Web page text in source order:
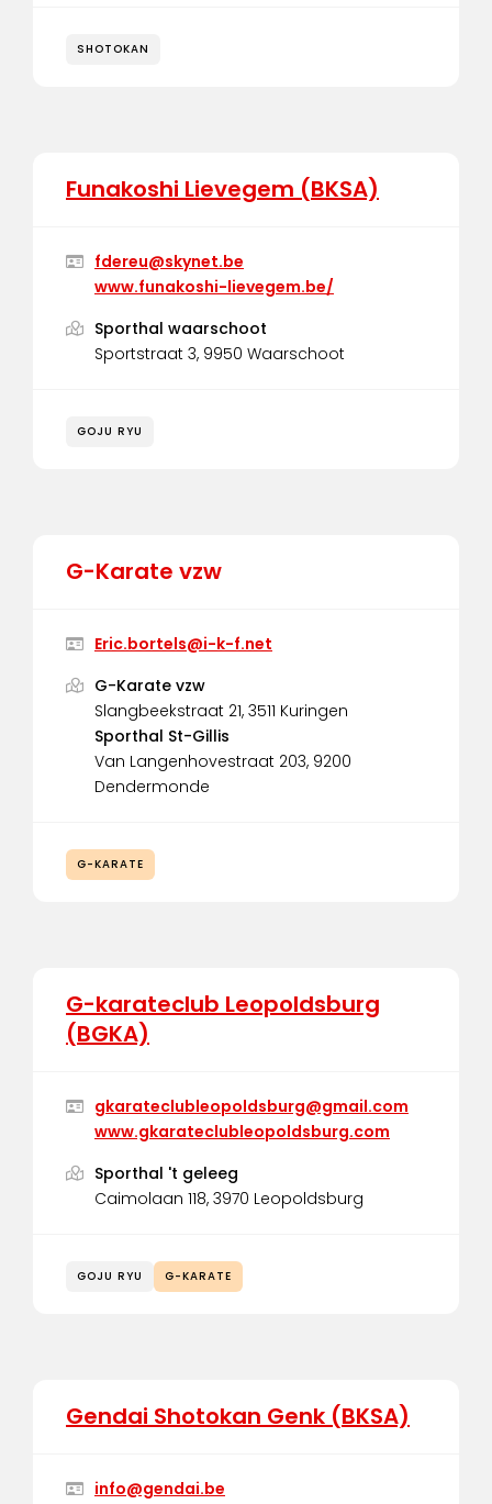
SHOTOKAN
Funakoshi Lievegem (BKSA)
fdereu@skynet.be
www.funakoshi-lievegem.be/
Sporthal waarschoot
Sportstraat 3, 9950 Waarschoot
GOJU RYU
G-Karate vzw
Eric.bortels@i-k-f.net
G-Karate vzw
Slangbeekstraat 21, 3511 Kuringen
Sporthal St-Gillis
Van Langenhovestraat 203, 9200
Dendermonde
G-KARATE
G-karateclub Leopoldsburg
(BGKA)
gkarateclubleopoldsburg@gmail.com
www.gkarateclubleopoldsburg.com
Sporthal 't geleeg
Caimolaan 118, 3970 Leopoldsburg
GOJU RYU G-KARATE
Gendai Shotokan Genk (BKSA)
info@gendai.be